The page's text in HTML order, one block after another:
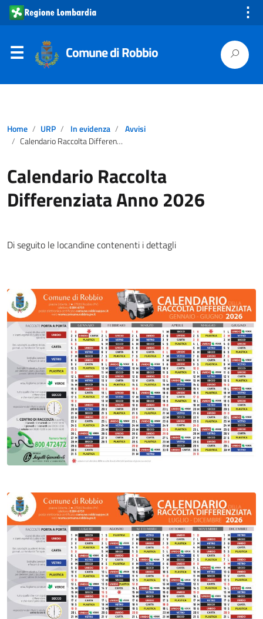
⋮
Comune di Robbio
Home URP In evidenza
Avvisi
Calendario Raccolta Differenziata Anno 2026
Calendario Raccolta
Differenziata Anno 2026
Di seguito le locandine contenenti i dettagli